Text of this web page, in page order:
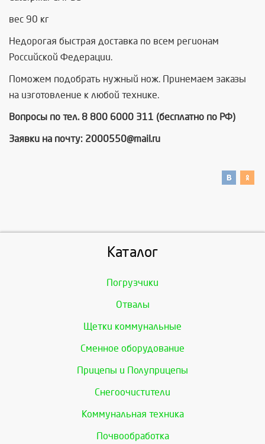
вес 90 кг
Недорогая быстрая доставка по всем регионам
Российской Федерации.
Поможем подобрать нужный нож. Принемаем заказы
на изготовление к любой технике.
Вопросы по тел. 8 800 6000 311 (бесплатно по РФ)
Заявки на почту: 2000550@mail.ru
Каталог
Погрузчики
Отвалы
Щетки коммунальные
Сменное оборудование
Прицепы и Полуприцепы
Снегоочистители
Коммунальная техника
Почвообработка